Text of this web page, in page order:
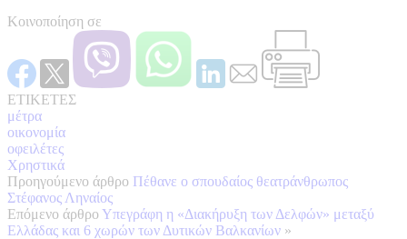
Κοινοποίηση σε
ΕΤΙΚΕΤΕΣ
μέτρα
οικονομία
οφειλέτες
Χρηστικά
Προηγούμενο άρθρο Πέθανε ο σπουδαίος θεατράνθρωπος
Στέφανος Ληναίος
Επόμενο άρθρο Υπεγράφη η «Διακήρυξη των Δελφών» μεταξύ
Ελλάδας και 6 χωρών των Δυτικών Βαλκανίων »